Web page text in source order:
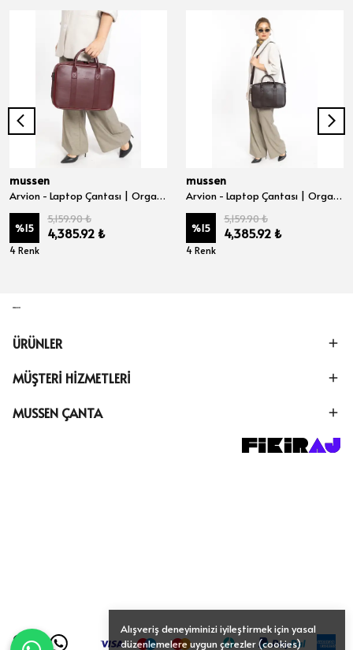
Alışveriş deneyiminizi iyileştirmek için yasal
düzenlemelere uygun çerezler (cookies)
mussen
Arvion - Laptop Çantası | Organizer Evrak ve Bilgisayar Çantası 15", 15.6" ve 16" inç - Bordo Nova
%15
5,159.90 ₺
4,385.92 ₺
4 Renk
mussen
Arvion - Laptop Çantası | Organizer Evrak ve Bilgisayar Çantası 15", 15.6" ve 16" inç - Kahve Nova
%15
5,159.90 ₺
4,385.92 ₺
4 Renk
ÜRÜNLER
MÜŞTERİ HİZMETLERİ
MUSSEN ÇANTA